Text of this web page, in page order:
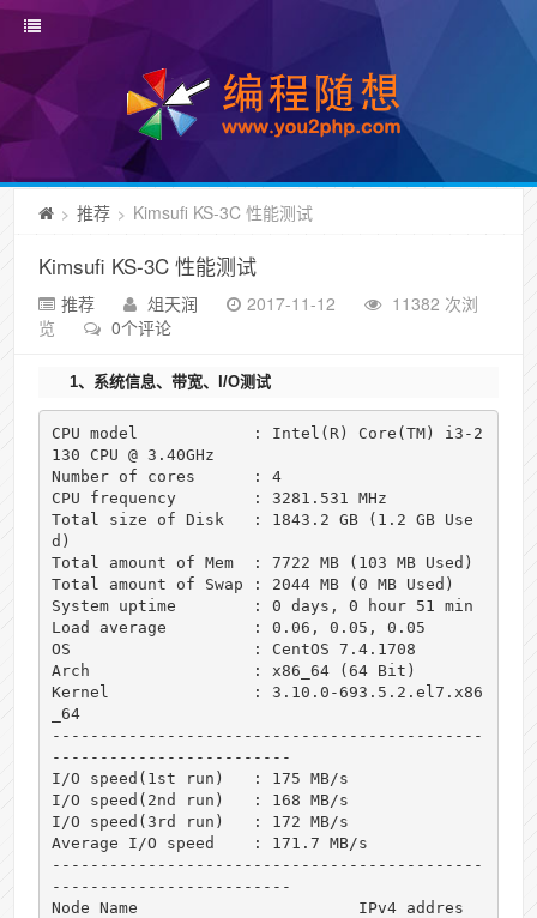
> 推荐 > Kimsufi KS-3C 性能测试
Kimsufi KS-3C 性能测试
推荐 俎天润 2017-11-12
11382 次浏
览
0个评论
1、系统信息、带宽、I/O测试
CPU model            : Intel(R) Core(TM) i3-2
130 CPU @ 3.40GHz
Number of cores      : 4
CPU frequency        : 3281.531 MHz
Total size of Disk   : 1843.2 GB (1.2 GB Use
d)
Total amount of Mem  : 7722 MB (103 MB Used)
Total amount of Swap : 2044 MB (0 MB Used)
System uptime        : 0 days, 0 hour 51 min
Load average         : 0.06, 0.05, 0.05
OS                   : CentOS 7.4.1708
Arch                 : x86_64 (64 Bit)
Kernel               : 3.10.0-693.5.2.el7.x86
_64
---------------------------------------------
-------------------------
I/O speed(1st run)   : 175 MB/s
I/O speed(2nd run)   : 168 MB/s
I/O speed(3rd run)   : 172 MB/s
Average I/O speed    : 171.7 MB/s
---------------------------------------------
-------------------------
Node Name                       IPv4 addres